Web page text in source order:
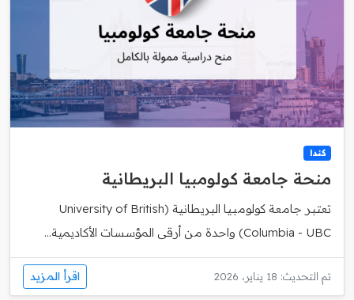
كندا
منحة جامعة كولومبيا البريطانية
تعتبر جامعة كولومبيا البريطانية (University of British
Columbia - UBC) واحدة من أرقى المؤسسات الأكاديمية...
تم التحديث: 18 يناير، 2026 اقرأ المزيد